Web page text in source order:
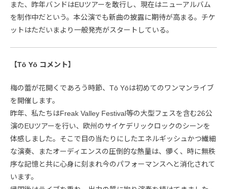
また、昨年バンドはEUツアーを敢行し、現在はニューアルバム
を制作中だという。本公演でも新曲の披露に期待が高まる。チケ
ットはただいまより一般発売がスタートしている。
【Tō Yō コメント】
梅の蕾が花開くであろう時節、Tō Yōは初めてのワンマンライブ
を開催します。
昨年、私たちはFreak Valley Festival等の大型フェスを含む26公
演のEUツアーを行い、欧州のサイケデリックロックのシーンを
体感しました。そこで目の当たりにしたエネルギッシュかつ繊細
な演奏、またオーディエンスの圧倒的な熱量は、儚く、時に無秩
序な記憶と共に心身に刻まれ今のパフォーマンスへと消化されて
います。